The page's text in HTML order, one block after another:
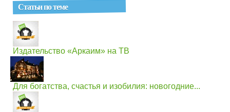
Статьи по теме
Издательство «Аркаим» на ТВ
Для богатства, счастья и изобилия: новогодние...